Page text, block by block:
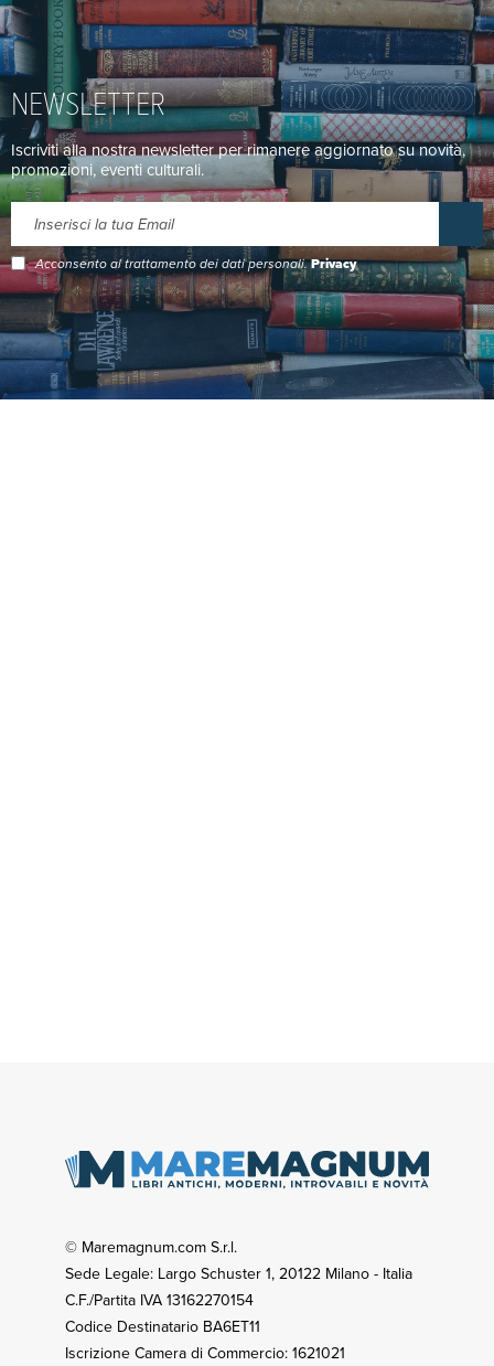
NEWSLETTER
Iscriviti alla nostra newsletter per rimanere aggiornato su novità,
promozioni, eventi culturali.
Acconsento al trattamento dei dati personali.Privacy
© Maremagnum.com S.r.l.
Sede Legale: Largo Schuster 1, 20122 Milano - Italia
C.F./Partita IVA 13162270154
Codice Destinatario BA6ET11
Iscrizione Camera di Commercio: 1621021